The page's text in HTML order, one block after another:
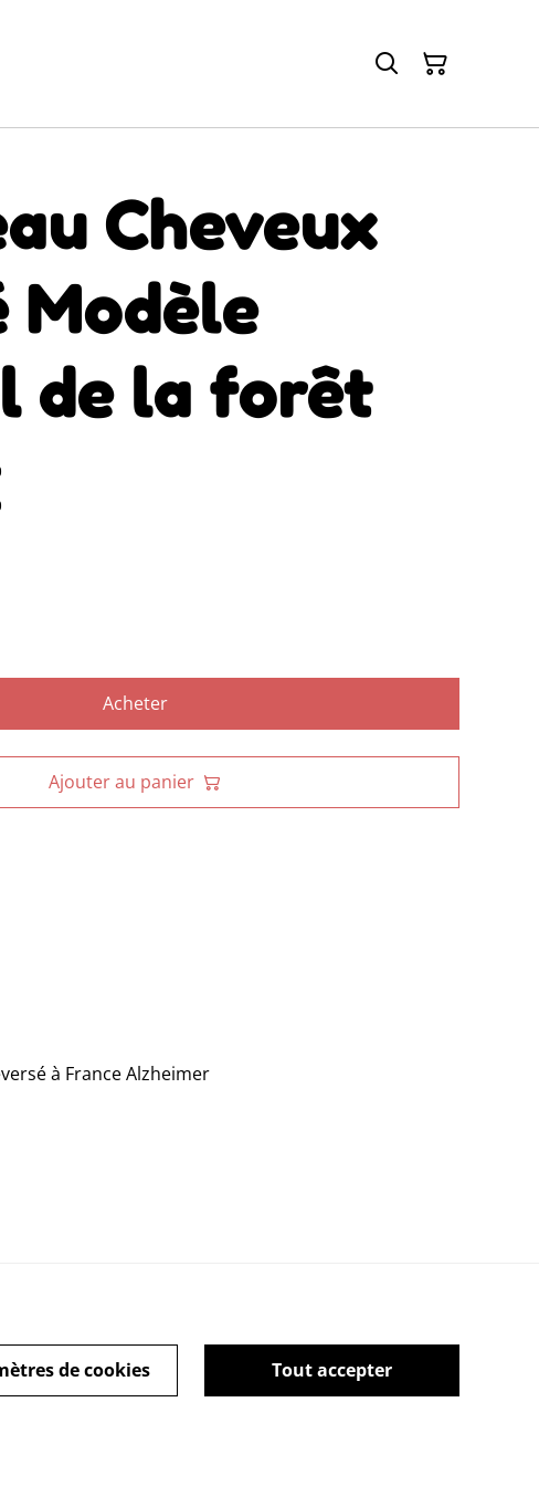
Cheveux
Modèle
de la forêt
Acheter
Ajouter au panier
à France Alzheimer
Politique Cookies
Tout accepter
de cookies